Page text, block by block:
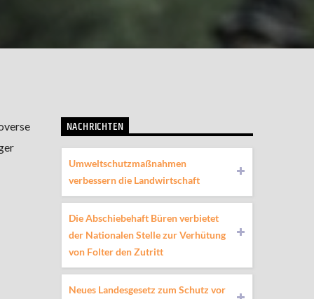
NACHRICHTEN
Umweltschutzmaßnahmen
verbessern die Landwirtschaft
Die Abschiebehaft Büren verbietet
der Nationalen Stelle zur Verhütung
von Folter den Zutritt
Neues Landesgesetz zum Schutz vor